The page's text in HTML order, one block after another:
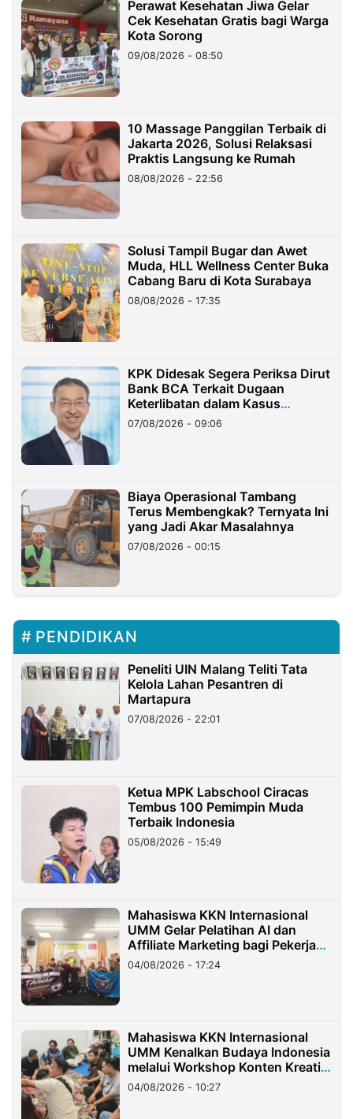
Perawat Kesehatan Jiwa Gelar
Cek Kesehatan Gratis bagi Warga
Kota Sorong
09/08/2026 - 08:50
10 Massage Panggilan Terbaik di
Jakarta 2026, Solusi Relaksasi
Praktis Langsung ke Rumah
08/08/2026 - 22:56
Solusi Tampil Bugar dan Awet
Muda, HLL Wellness Center Buka
Cabang Baru di Kota Surabaya
08/08/2026 - 17:35
KPK Didesak Segera Periksa Dirut
Bank BCA Terkait Dugaan
Keterlibatan dalam Kasus
Hilangnya Dana Nasabah Rp2,58
Miliar
07/08/2026 - 09:06
Biaya Operasional Tambang
Terus Membengkak? Ternyata Ini
yang Jadi Akar Masalahnya
07/08/2026 - 00:15
PENDIDIKAN
Peneliti UIN Malang Teliti Tata
Kelola Lahan Pesantren di
Martapura
07/08/2026 - 22:01
Ketua MPK Labschool Ciracas
Tembus 100 Pemimpin Muda
Terbaik Indonesia
05/08/2026 - 15:49
Mahasiswa KKN Internasional
UMM Gelar Pelatihan AI dan
Affiliate Marketing bagi Pekerja
Migran Indonesia di Taiwan
04/08/2026 - 17:24
Mahasiswa KKN Internasional
UMM Kenalkan Budaya Indonesia
melalui Workshop Konten Kreatif
di Taiwan
04/08/2026 - 10:27